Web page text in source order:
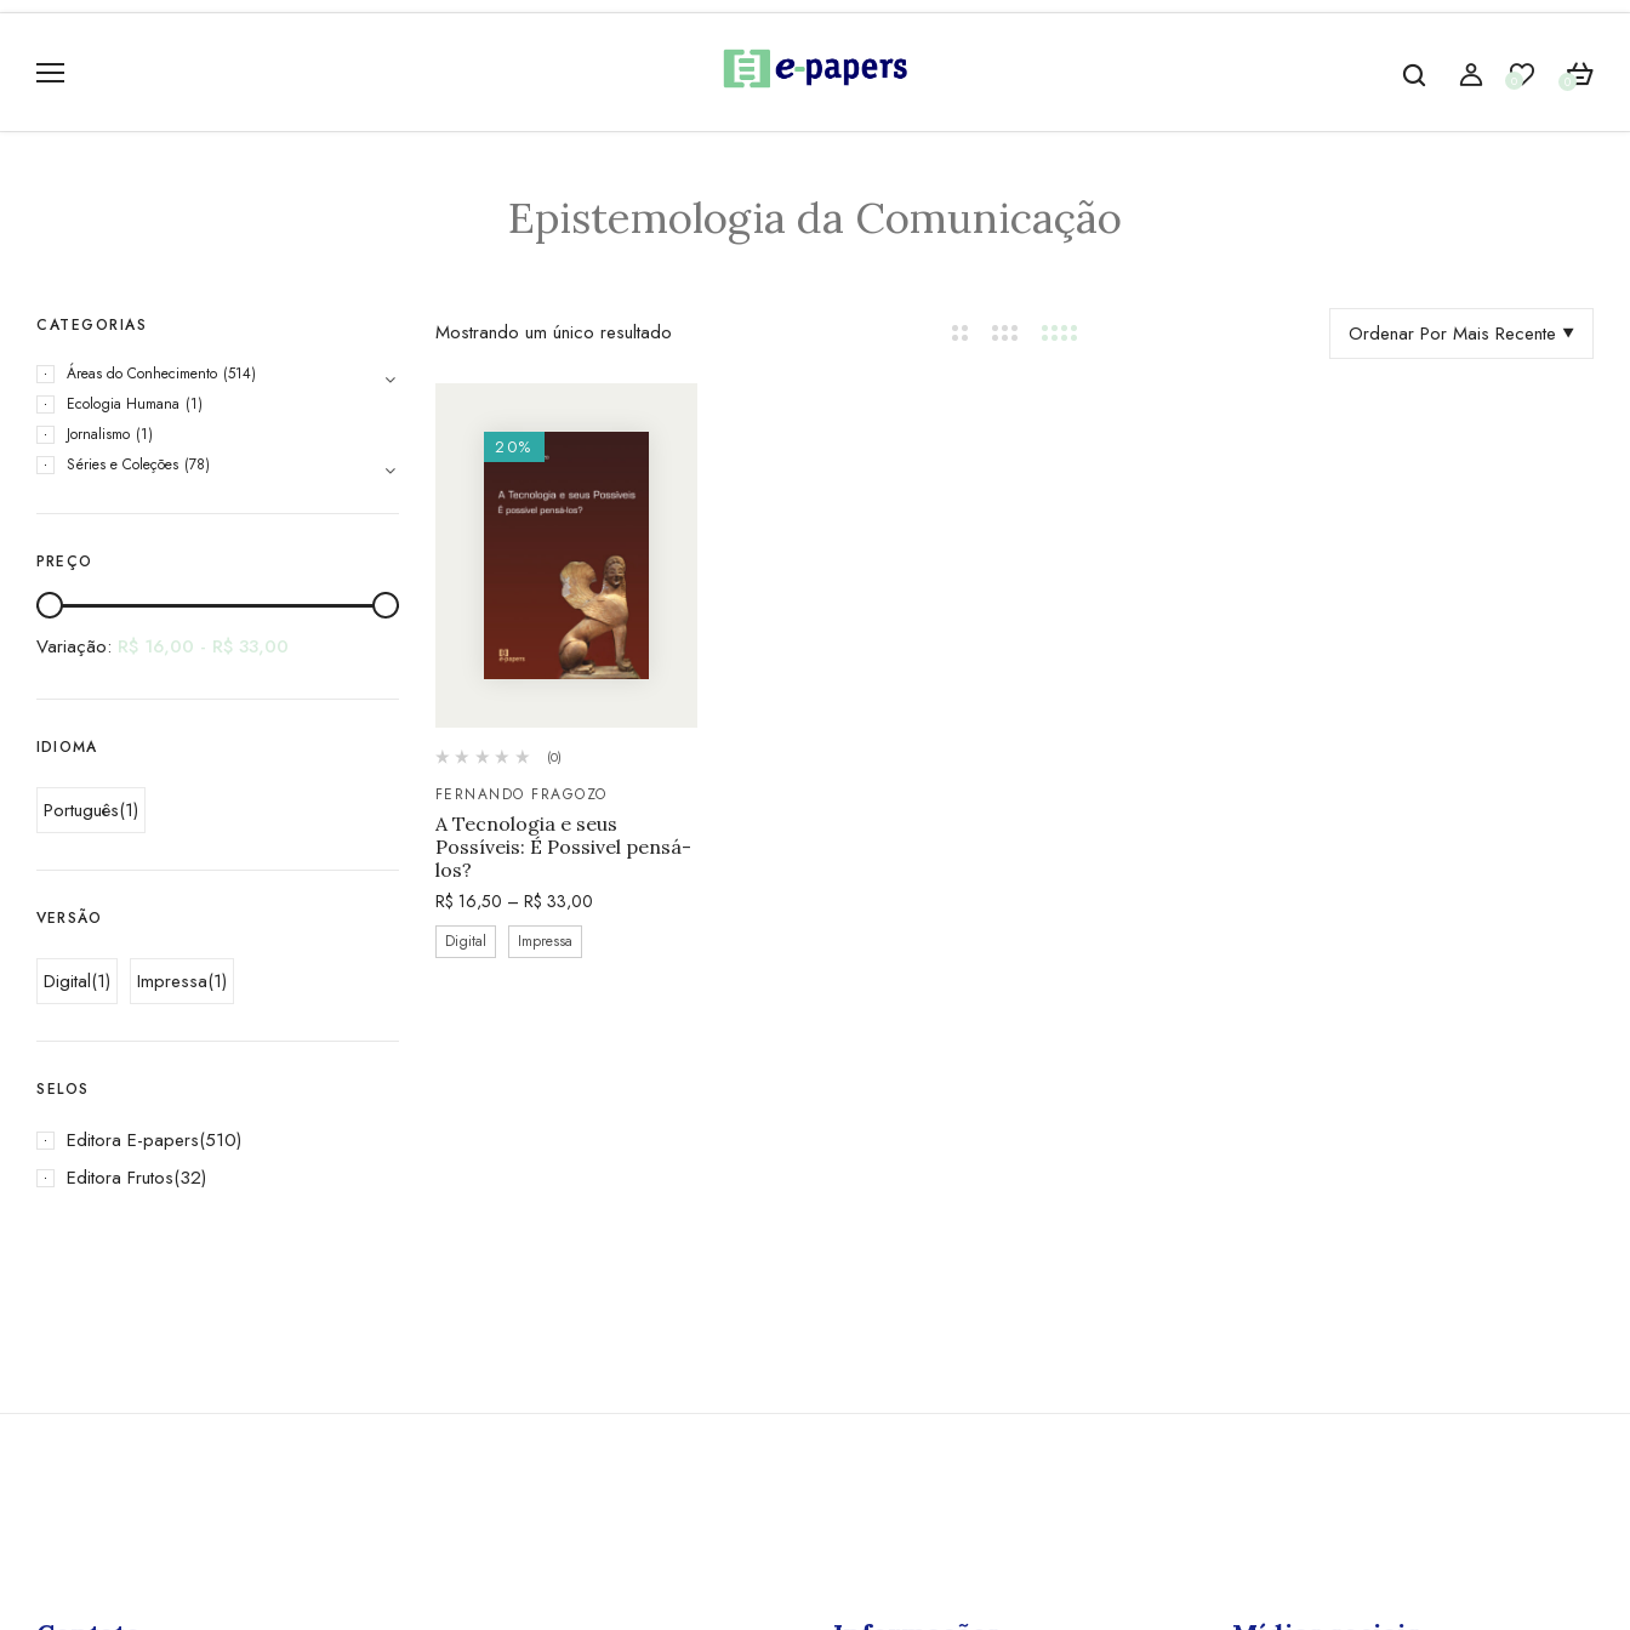
0 0
Epistemologia da Comunicação
CATEGORIAS
Áreas do Conhecimento (514)
Ecologia Humana (1)
Jornalismo (1)
Séries e Coleções (78)
PREÇO
Variação: R$ 16,00 - R$ 33,00
IDIOMA
Português(1)
VERSÃO
Digital(1) Impressa(1)
SELOS
Editora E-papers(510)
Editora Frutos(32)
Mostrando um único resultado Ordenar Por Mais Recente
20%
(0)
FERNANDO FRAGOZO
A Tecnologia e seus
Possíveis: É Possivel pensá-
los?
R$ 16,50 – R$ 33,00
Digital Impressa